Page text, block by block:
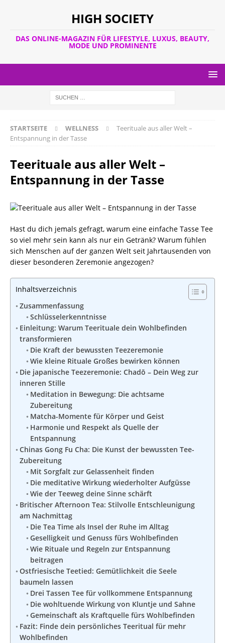
HIGH SOCIETY
DAS ONLINE-MAGAZIN FÜR LIFESTYLE, LUXUS, BEAUTY,
MODE UND PROMINENTE
STARTSEITE WELLNESS
Teerituale aus aller Welt –
Entspannung in der Tasse
Teerituale aus aller Welt –
Entspannung in der Tasse
Hast du dich jemals gefragt, warum eine einfache Tasse Tee
so viel mehr sein kann als nur ein Getränk? Warum fühlen
sich Menschen auf der ganzen Welt seit Jahrtausenden von
dieser besonderen Zeremonie angezogen?
Inhaltsverzeichnis
Zusammenfassung
Schlüsselerkenntnisse
Einleitung: Warum Teerituale dein Wohlbefinden
transformieren
Die Kraft der bewussten Teezeremonie
Wie kleine Rituale Großes bewirken können
Die japanische Teezeremonie: Chadō – Dein Weg zur
inneren Stille
Meditation in Bewegung: Die achtsame
Zubereitung
Matcha-Momente für Körper und Geist
Harmonie und Respekt als Quelle der
Entspannung
Chinas Gong Fu Cha: Die Kunst der bewussten Tee-
Zubereitung
Mit Sorgfalt zur Gelassenheit finden
Die meditative Wirkung wiederholter Aufgüsse
Wie der Teeweg deine Sinne schärft
Britischer Afternoon Tea: Stilvolle Entschleunigung
am Nachmittag
Die Tea Time als Insel der Ruhe im Alltag
Geselligkeit und Genuss fürs Wohlbefinden
Wie Rituale und Regeln zur Entspannung
beitragen
Ostfriesische Teetied: Gemütlichkeit die Seele
baumeln lassen
Drei Tassen Tee für vollkommene Entspannung
Die wohltuende Wirkung von Kluntje und Sahne
Gemeinschaft als Kraftquelle fürs Wohlbefinden
Fazit: Finde dein persönliches Teeritual für mehr
Wohlbefinden